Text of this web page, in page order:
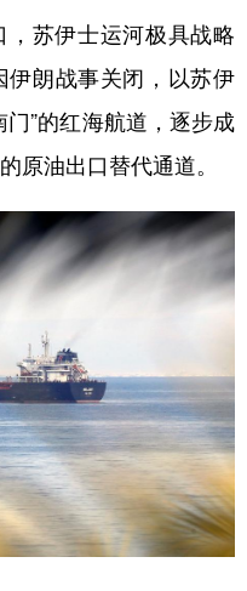
时尚 悦读
亚太网 上市公司
河北 山西
上海 江苏
福建 江西
湖北 湖南
苏伊士运河极具战略
伊朗战事关闭，以苏伊
”的红海航道，逐步成
原油出口替代通道。